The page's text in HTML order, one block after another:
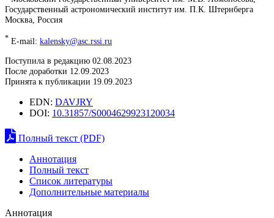
Государственный астрономический институт им. П.К. Штернберга
Москва, Россия
* E-mail: kalensky@asc.rssi.ru
Поступила в редакцию 02.08.2023
После доработки 12.09.2023
Принята к публикации 19.09.2023
EDN: DAVJRY
DOI: 10.31857/S0004629923120034
Полный текст (PDF)
Аннотация
Полный текст
Список литературы
Дополнительные материалы
Аннотация